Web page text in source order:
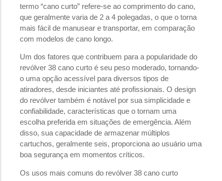
termo “cano curto” refere-se ao comprimento do cano,
que geralmente varia de 2 a 4 polegadas, o que o torna
mais fácil de manusear e transportar, em comparação
com modelos de cano longo.
Um dos fatores que contribuem para a popularidade do
revólver 38 cano curto é seu peso moderado, tornando-
o uma opção acessível para diversos tipos de
atiradores, desde iniciantes até profissionais. O design
do revólver também é notável por sua simplicidade e
confiabilidade, características que o tornam uma
escolha preferida em situações de emergência. Além
disso, sua capacidade de armazenar múltiplos
cartuchos, geralmente seis, proporciona ao usuário uma
boa segurança em momentos críticos.
Os usos mais comuns do revólver 38 cano curto